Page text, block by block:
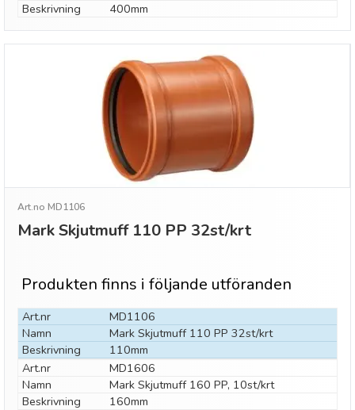
Beskrivning
400mm
Art.no MD1106
Mark Skjutmuff 110 PP 32st/krt
Produkten finns i följande utföranden
Art.nr
MD1106
Namn
Mark Skjutmuff 110 PP 32st/krt
Beskrivning
110mm
Art.nr
MD1606
Namn
Mark Skjutmuff 160 PP, 10st/krt
Beskrivning
160mm